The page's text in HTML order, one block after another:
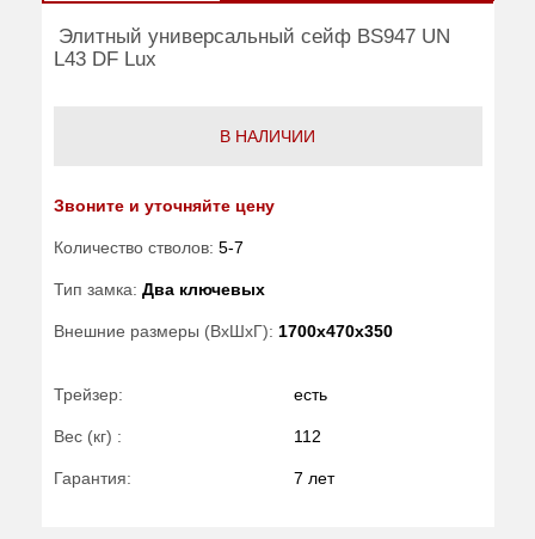
Элитный универсальный сейф BS947 UN
L43 DF Lux
В НАЛИЧИИ
Звоните и уточняйте цену
Количество стволов: 5-7
Тип замка: Два ключевых
Внешние размеры (ВхШхГ): 1700x470x350
Трейзер: есть
Вес (кг) : 112
Гарантия: 7 лет